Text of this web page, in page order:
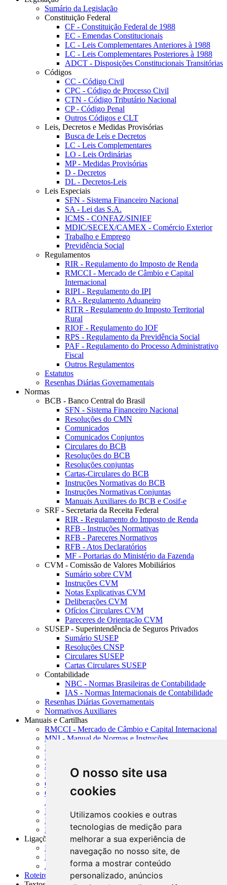
O nosso site usa
cookies
Utilizamos cookies e outras
tecnologias de medição para
melhorar a sua experiência de
navegação no nosso site, de
forma a mostrar conteúdo
personalizado, anúncios
Sumário da Legislação
Constituição Federal
CF - Constituição Federal de 1988
EC - Emendas Constitucionais
LC - Leis Complementares Anteriores à 1988
LC - Leis Complementares Posteriores à 1988
ADCT - Disposições Constitucionais Transitórias
Códigos
CC - Código Civil
CPC - Código de Processo Civil
CTN - Código Tributário Nacional
CP - Código Penal
Outros Códigos e CLT
Leis, Decretos e Medidas Provisórias
Busca de Leis e Decretos
LC - Leis Complementares
LO - Leis Ordinárias
MP - Medidas Provisórias
D - Decretos
DL - Decretos-Leis
Leis Especiais
SFN - Sistema Financeiro Nacional
SA - Lei das S.A.
ICMS - CONFAZ/SINIEF
MDIC/SECEX/CAMEX - Comércio Exterior
Trabalho e Emprego
Previdência Social
Regulamentos
RIR - Regulamento do Imposto de Renda
RMCCI - Mercado de Câmbio e Capital
Internacional
RIPI - Regulamento do IPI
RA - Regulamento Aduaneiro
RITR - Regulamento do Imposto Territorial
Rural
RIOF - Regulamento do IOF
RPS - Regulamento da Previdência Social
PAF - Regulamento do Processo Administrativo
Fiscal
Outros Regulamentos
Estatutos
Resenhas Diárias Governamentais
Normas
BCB - Banco Central do Brasil
SFN - Sistema Financeiro Nacional
Resoluções do CMN
Comunicados
Comunicados Conjuntos
Circulares do BCB
Resoluções do BCB
Resoluções conjuntas
Cartas-Circulares do BCB
Instruções Normativas do BCB
Instruções Normativas Conjuntas
Manuais Auxiliares do BCB e Cosif-e
SRF - Secretaria da Receita Federal
RIR - Regulamento do Imposto de Renda
RFB - Instruções Normativas
RFB - Pareceres Normativos
RFB - Atos Declaratórios
MF - Portarias do Ministério da Fazenda
CVM - Comissão de Valores Mobiliários
Sumário sobre CVM
Instruções CVM
Notas Explicativas CVM
Deliberações CVM
Ofícios Circulares CVM
Pareceres de Orientação CVM
SUSEP - Superintendência de Seguros Privados
Sumário SUSEP
Resoluções CNSP
Circulares SUSEP
Cartas Circulares SUSEP
Contabilidade
NBC - Normas Brasileiras de Contabilidade
IAS - Normas Internacionais de Contabilidade
Resenhas Diárias Governamentais
Normativos Auxiliares
Manuais e Cartilhas
RMCCI - Mercado de Câmbio e Capital Internacional
MNI - Manual de Normas e Instruções
MTVM - Manual de Títulos e Valores Mobiliários
MCR - Manual de Crédito Rural
SISORF - Manual de Organização do SFN
MASUP - Manual de Supervisão Bancária
CADOC - Catálogo de Documentos
CNAE-CONCLA - Classificação Nacional de
Atividades Econômicas
PMF - Cartilhas do BCB
Manuais Auxiliares do BCB e Cosif-e
Resenhas Diárias Governamentais
Ligações Externas
Links Úteis
Presidência da República
Agências Nacionais Reguladoras
Roteiros para Estudos